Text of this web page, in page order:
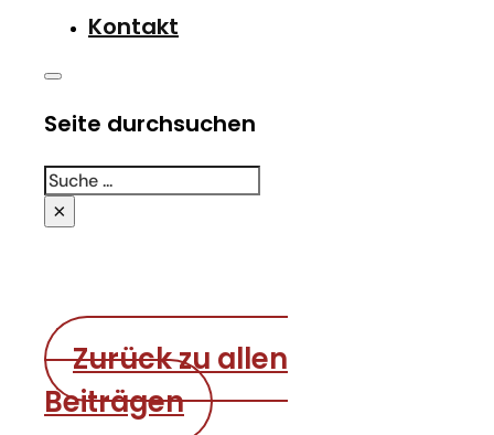
Kontakt
Seite durchsuchen
Suchen
×
Zurück zu allen
Beiträgen